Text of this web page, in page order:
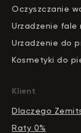
Oczyszczanie
Urzadzenie fale
Urzadzenie do
Kosmetyki do
Klient
Dlaczego
Raty 0%